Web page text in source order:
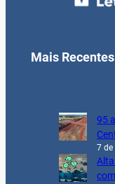
Mais Recentes
95
7 de